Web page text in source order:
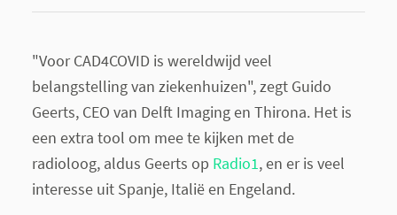
"Voor CAD4COVID is wereldwijd veel
belangstelling van ziekenhuizen", zegt Guido
Geerts, CEO van Delft Imaging en Thirona. Het is
een extra tool om mee te kijken met de
radioloog, aldus Geerts op Radio1, en er is veel
interesse uit Spanje, Italië en Engeland.